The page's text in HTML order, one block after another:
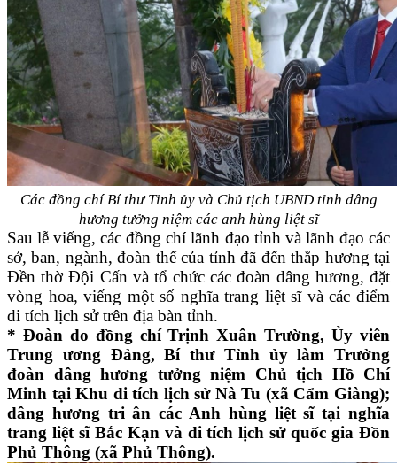
Các đồng chí Bí thư Tỉnh ủy và Chủ tịch UBND tỉnh dâng
hương tưởng niệm các anh hùng liệt sĩ
Sau lễ viếng, các đồng chí lãnh đạo tỉnh và lãnh đạo các
sở, ban, ngành, đoàn thể của tỉnh đã đến thắp hương tại
Đền thờ Đội Cấn và tổ chức các đoàn dâng hương, đặt
vòng hoa, viếng một số nghĩa trang liệt sĩ và các điểm
di tích lịch sử trên địa bàn tỉnh.
* Đoàn do đồng chí Trịnh Xuân Trường, Ủy viên
Trung ương Đảng, Bí thư Tỉnh ủy làm Trưởng
đoàn dâng hương tưởng niệm Chủ tịch Hồ Chí
Minh tại Khu di tích lịch sử Nà Tu (xã Cẩm Giàng);
dâng hương tri ân các Anh hùng liệt sĩ tại nghĩa
trang liệt sĩ Bắc Kạn và di tích lịch sử quốc gia Đồn
Phủ Thông (xã Phủ Thông).